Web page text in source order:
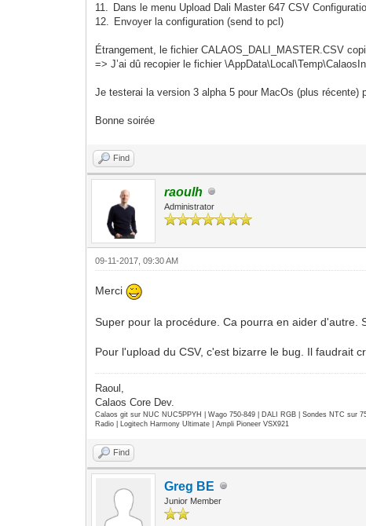
11.
Dans le menu Upload Dali Master 647 CSV
12.
Envoyer la configuration (send to pcl)
Étrangement, le fichier CALAOS_DALI_MASTER.CSV
=> J’ai dû recopier le fichier
Je testerai la version 3 alpha 5 pour MacOs (plus récente)
Bonne soirée
Find
raoulh
Administrator
09-11-2017, 09:30 AM
Merci
Super pour la procédure. Ca pourra en aider d'autre.
Pour l'upload du CSV, c'est bizarre le bug. Il faudrait
Raoul,
Calaos Core Dev.
Calaos git sur NUC NUC5PPYH | Wago 750-849 | DALI RGB | Sondes NTC sur
Radio | Logitech Harmony Ultimate | Ampli Pioneer VSX921
Find
Greg BE
Junior Member